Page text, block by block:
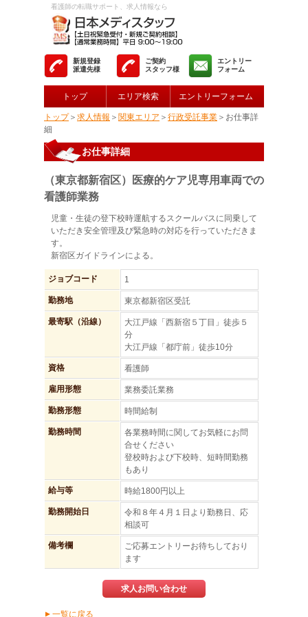
看護師の転職サポート、求人情報なら
新規登録
派遣先様
ご契約
スタッフ様
エントリー
フォーム
トップ エリア検索 エントリーフォーム
トップ＞ 求人情報 ＞ 関東エリア ＞ 行政受託事業 ＞お仕事詳
細
お仕事詳細
（東京都新宿区）医療的ケア児専用車両での
看護師業務
児童・生徒の登下校時運航するスクールバスに同乗して
いただき安全管理及び緊急時の対応を行っていただきま
す。
新宿区ガイドラインによる。
ジョブコード 1
勤務地 東京都新宿区受託
最寄駅（沿線）
大江戸線「西新宿５丁目」徒歩５
分
大江戸線「都庁前」徒歩10分
資格 看護師
雇用形態 業務委託業務
勤務形態 時間給制
勤務時間
各業務時間に関してお気軽にお問
合せください
登校時および下校時、短時間勤務
もあり
給与等 時給1800円以上
勤務開始日
令和８年４月１日より勤務日、応
相談可
備考欄
ご応募エントリーお待ちしており
ます
求人お問い合わせ
▲一覧に戻る